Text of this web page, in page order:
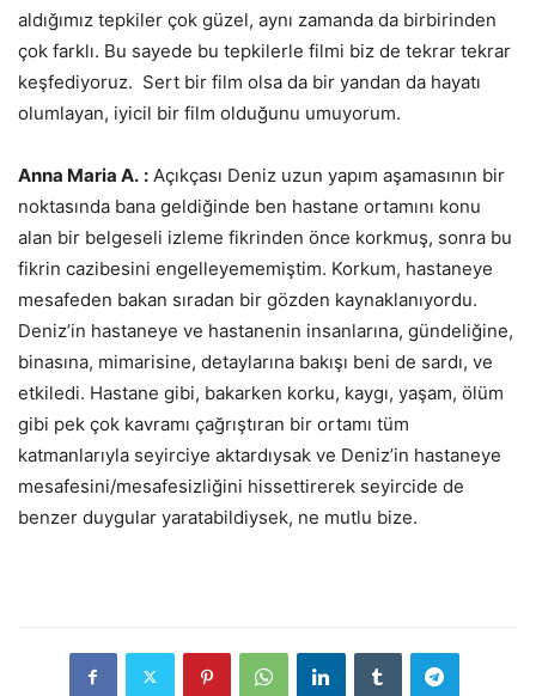
aldığımız tepkiler çok güzel, aynı zamanda da birbirinden
çok farklı. Bu sayede bu tepkilerle filmi biz de tekrar tekrar
keşfediyoruz. Sert bir film olsa da bir yandan da hayatı
olumlayan, iyicil bir film olduğunu umuyorum.
Anna Maria A. : Açıkçası Deniz uzun yapım aşamasının bir
noktasında bana geldiğinde ben hastane ortamını konu
alan bir belgeseli izleme fikrinden önce korkmuş, sonra bu
fikrin cazibesini engelleyememiştim. Korkum, hastaneye
mesafeden bakan sıradan bir gözden kaynaklanıyordu.
Deniz’in hastaneye ve hastanenin insanlarına, gündeliğine,
binasına, mimarisine, detaylarına bakışı beni de sardı, ve
etkiledi. Hastane gibi, bakarken korku, kaygı, yaşam, ölüm
gibi pek çok kavramı çağrıştıran bir ortamı tüm
katmanlarıyla seyirciye aktardıysak ve Deniz’in hastaneye
mesafesini/mesafesizliğini hissettirerek seyircide de
benzer duygular yaratabildiysek, ne mutlu bize.